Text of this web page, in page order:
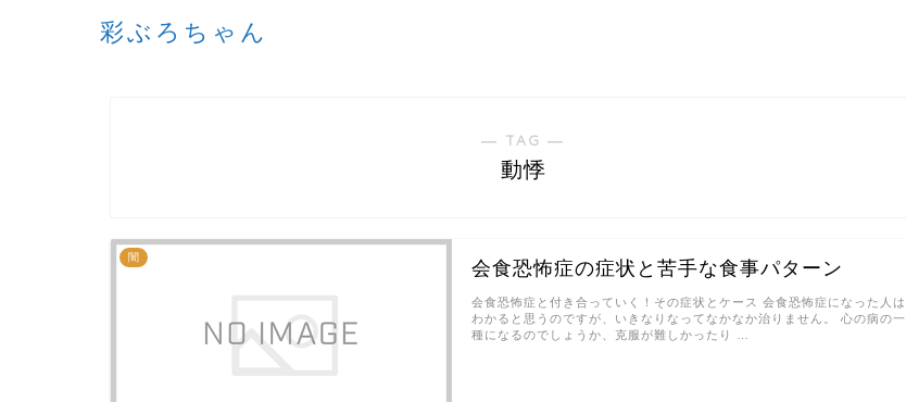
彩ぶろちゃん
― TAG ―
動悸
闇
会食恐怖症の症状と苦手な食事パターン
会食恐怖症と付き合っていく！その症状とケース 会食恐怖症になった人は
わかると思うのですが、いきなりなってなかなか治りません。 心の病の一
種になるのでしょうか、克服が難しかったり …